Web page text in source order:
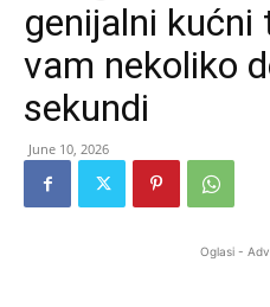
genijalni
vam nekoliko
sekundi
June 10, 2026
Oglasi -